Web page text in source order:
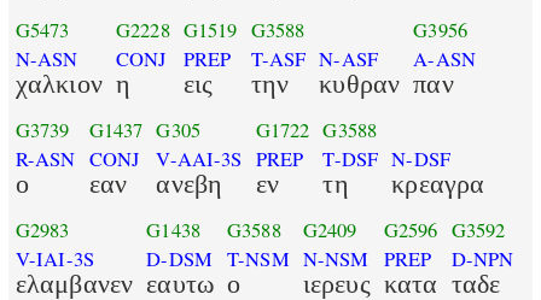
G5473
N-ASN
χαλκιον
G2228
CONJ
η
G1519
PREP
εις
G3588
T-ASF
την
N-ASF
κυθραν
G3956
A-ASN
παν
G3739
R-ASN
ο
G1437
CONJ
εαν
G305
V-AAI-3S
ανεβη
G1722
PREP
εν
G3588
T-DSF
τη
N-DSF
κρεαγρα
G2983
V-IAI-3S
ελαμβανεν
G1438
D-DSM
εαυτω
G3588
T-NSM
ο
G2409
N-NSM
ιερευς
G2596
PREP
κατα
G3592
D-NPN
ταδε